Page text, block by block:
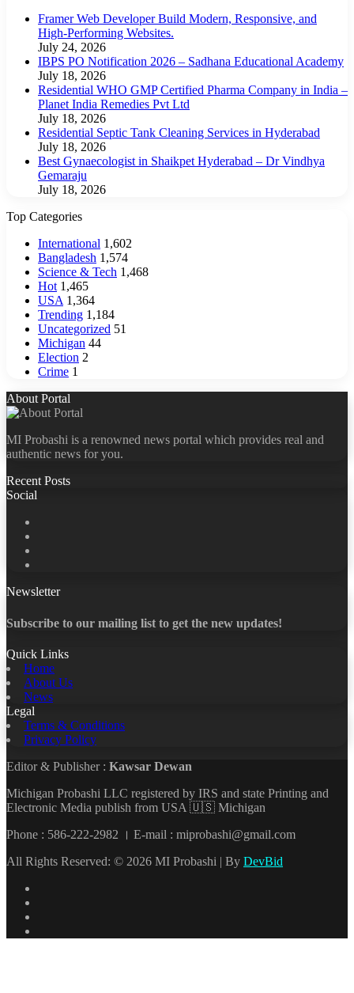
Framer Web Developer Build Modern, Responsive, and
High-Performing Websites.
July 24, 2026
IBPS PO Notification 2026 – Sadhana Educational Academy
July 18, 2026
Residential WHO GMP Certified Pharma Company in India –
Planet India Remedies Pvt Ltd
July 18, 2026
Residential Septic Tank Cleaning Services in Hyderabad
July 18, 2026
Best Gynaecologist in Shaikpet Hyderabad – Dr Vindhya
Gemaraju
July 18, 2026
Top Categories
International 1,602
Bangladesh 1,574
Science & Tech 1,468
Hot 1,465
USA 1,364
Trending 1,184
Uncategorized 51
Michigan 44
Election 2
Crime 1
About Portal
MI Probashi is a renowned news portal which provides real and
authentic news for you.
Recent Posts
Social
Newsletter
Subscribe to our mailing list to get the new updates!
Quick Links
Home
About Us
News
Legal
Terms & Conditions
Privacy Policy
Editor & Publisher : Kawsar Dewan
Michigan Probashi LLC registered by IRS and state Printing and
Electronic Media publish from USA 🇺🇸 Michigan
Phone : 586-222-2982 । E-mail : miprobashi@gmail.com
All Rights Reserved: © 2026 MI Probashi | By DevBid